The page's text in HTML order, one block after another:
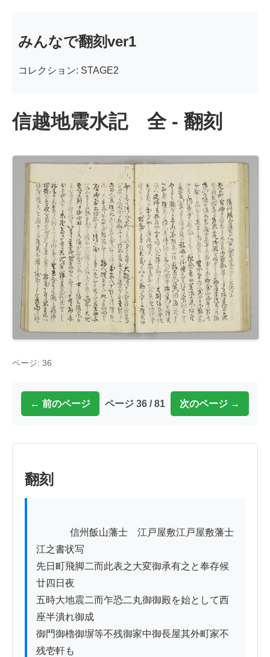
みんなで翻刻ver1
コレクション: STAGE2
信越地震水記 全 - 翻刻
ページ: 36
← 前のページ ページ 36 / 81 次のページ →
翻刻
江之書状写
先日町飛脚二而此表之大変御承有之と奉存候
廿四日夜
五時大地震二而乍恐二丸御御殿を始として西
座半潰れ御成
御門御櫓御塀等不残御家中御長屋其外町家不
残壱軒も